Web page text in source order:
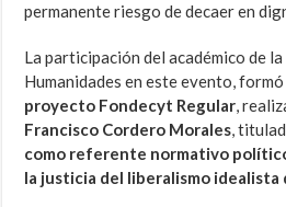
permanente riesgo de decaer en
La participación del académico de
Humanidades en este evento,
proyecto Fondecyt Regular,
Francisco Cordero Morales,
como referente normativo
la justicia del liberalismo idealista